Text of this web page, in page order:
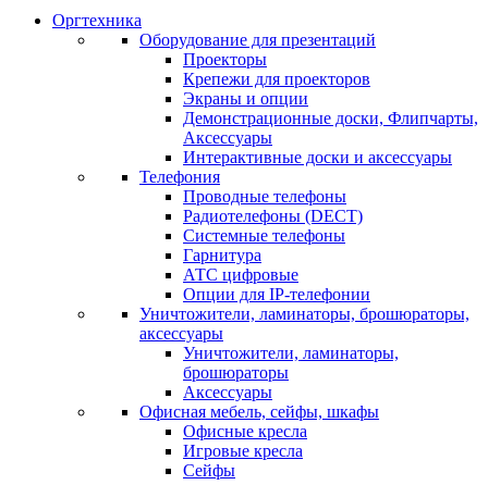
Оргтехника
Оборудование для презентаций
Проекторы
Крепежи для проекторов
Экраны и опции
Демонстрационные доски, Флипчарты,
Аксессуары
Интерактивные доски и аксессуары
Телефония
Проводные телефоны
Радиотелефоны (DECT)
Системные телефоны
Гарнитура
АТС цифровые
Опции для IP-телефонии
Уничтожители, ламинаторы, брошюраторы,
аксессуары
Уничтожители, ламинаторы,
брошюраторы
Аксессуары
Офисная мебель, сейфы, шкафы
Офисные кресла
Игровые кресла
Сейфы